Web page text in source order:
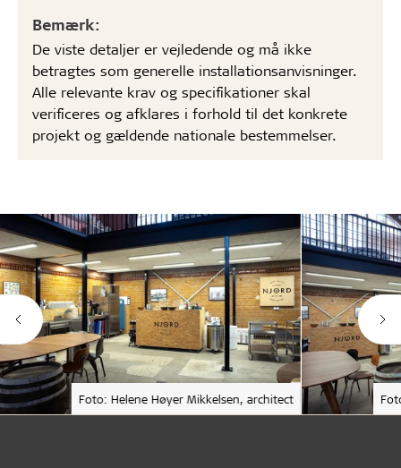
Bemærk:
De viste detaljer er vejledende og må ikke
betragtes som generelle installationsanvisninger.
Alle relevante krav og specifikationer skal
verificeres og afklares i forhold til det konkrete
projekt og gældende nationale bestemmelser.
Foto: Helene Høyer Mikkelsen, architect